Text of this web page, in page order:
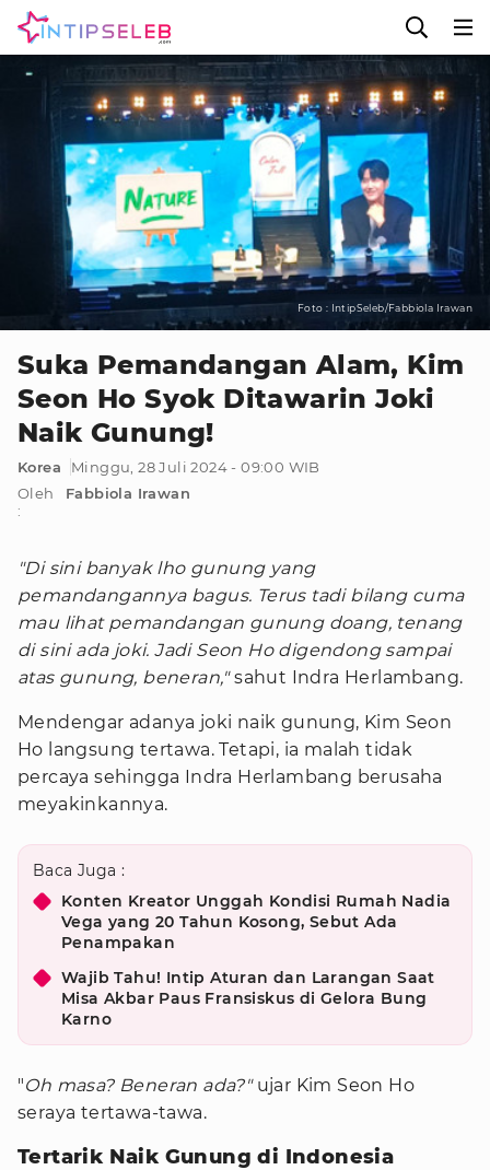
Foto : IntipSeleb/Fabbiola Irawan
Suka Pemandangan Alam, Kim
Seon Ho Syok Ditawarin Joki
Naik Gunung!
Korea
Minggu, 28 Juli 2024 - 09:00 WIB
Oleh
:
Fabbiola Irawan
"Di sini banyak lho gunung yang
pemandangannya bagus. Terus tadi bilang cuma
mau lihat pemandangan gunung doang, tenang
di sini ada joki. Jadi Seon Ho digendong sampai
atas gunung, beneran,"sahut Indra Herlambang.
Mendengar adanya joki naik gunung, Kim Seon
Ho langsung tertawa. Tetapi, ia malah tidak
percaya sehingga Indra Herlambang berusaha
meyakinkannya.
Baca Juga :
Konten Kreator Unggah Kondisi Rumah Nadia
Vega yang 20 Tahun Kosong, Sebut Ada
Penampakan
Wajib Tahu! Intip Aturan dan Larangan Saat
Misa Akbar Paus Fransiskus di Gelora Bung
Karno
"Oh masa? Beneran ada?" ujar Kim Seon Ho
seraya tertawa-tawa.
Tertarik Naik Gunung di Indonesia